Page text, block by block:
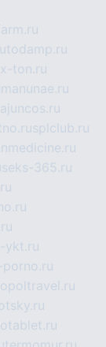
x-ton.ru
manunae.ru
splclub.ru
seks-365.ru
ykt.ru